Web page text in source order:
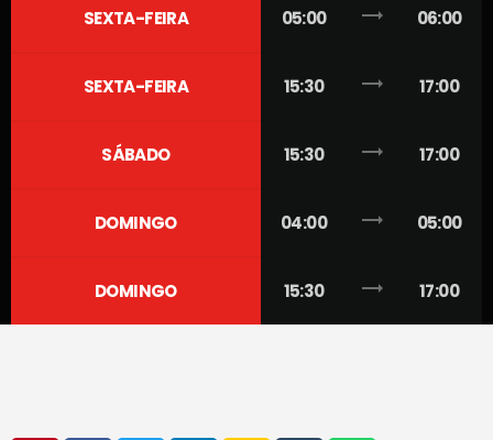
SEXTA-FEIRA 05:00 trending_flat 06:00
SEXTA-FEIRA 15:30 trending_flat 17:00
SÁBADO 15:30 trending_flat 17:00
DOMINGO 04:00 trending_flat 05:00
DOMINGO 15:30 trending_flat 17:00